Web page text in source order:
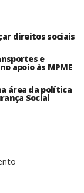
direitos sociais
e
apoio às MPME
área da política
Social